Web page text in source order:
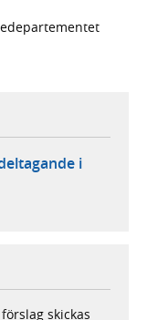
i
skickas